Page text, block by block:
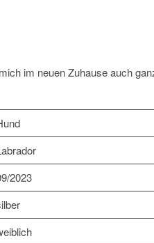
im neuen Zuhause auch
2023